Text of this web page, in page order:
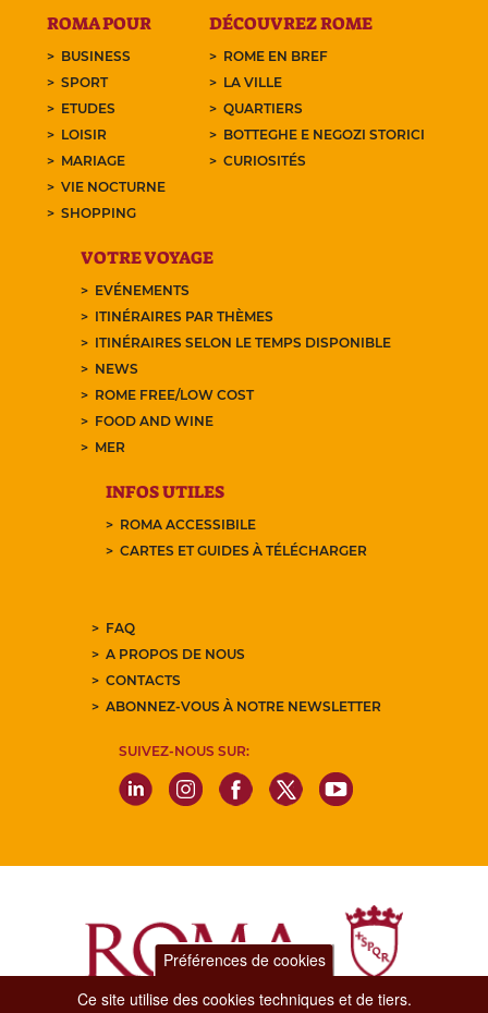
ROMA POUR
BUSINESS
SPORT
ETUDES
LOISIR
MARIAGE
VIE NOCTURNE
SHOPPING
DÉCOUVREZ ROME
ROME EN BREF
LA VILLE
QUARTIERS
BOTTEGHE E NEGOZI STORICI
CURIOSITÉS
VOTRE VOYAGE
EVÉNEMENTS
ITINÉRAIRES PAR THÈMES
ITINÉRAIRES SELON LE TEMPS DISPONIBLE
NEWS
ROME FREE/LOW COST
FOOD AND WINE
MER
INFOS UTILES
ROMA ACCESSIBILE
CARTES ET GUIDES À TÉLÉCHARGER
FAQ
A PROPOS DE NOUS
CONTACTS
ABONNEZ-VOUS À NOTRE NEWSLETTER
SUIVEZ-NOUS SUR:
Préférences de cookies
Ce site utilise des cookies techniques et de tiers.